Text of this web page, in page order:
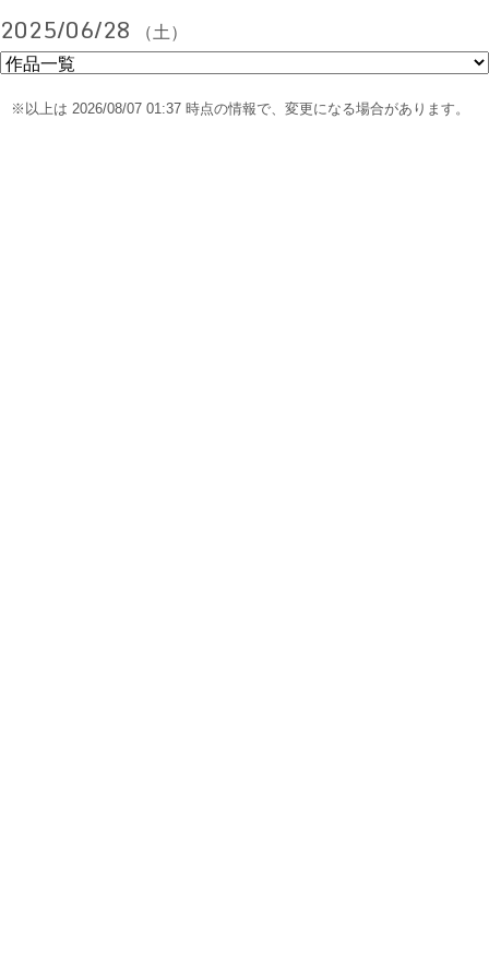
2025/06/28 （土）
※以上は 2026/08/07 01:37 時点の情報で、変更になる場合があります。